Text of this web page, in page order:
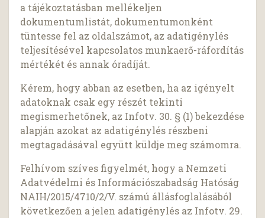
a tájékoztatásban mellékeljen
dokumentumlistát, dokumentumonként
tüntesse fel az oldalszámot, az adatigénylés
teljesítésével kapcsolatos munkaerő-ráfordítás
mértékét és annak óradíját.
Kérem, hogy abban az esetben, ha az igényelt
adatoknak csak egy részét tekinti
megismerhetőnek, az Infotv. 30. § (1) bekezdése
alapján azokat az adatigénylés részbeni
megtagadásával együtt küldje meg számomra.
Felhívom szíves figyelmét, hogy a Nemzeti
Adatvédelmi és Információszabadság Hatóság
NAIH/2015/4710/2/V. számú állásfoglalásából
következően a jelen adatigénylés az Infotv. 29.